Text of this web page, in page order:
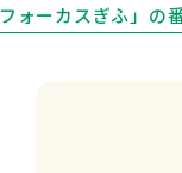
ォーカスぎふ」の